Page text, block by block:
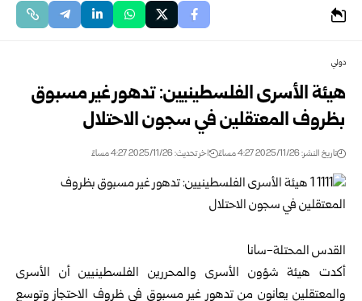
دولي
هيئة الأسرى الفلسطينيين: تدهور غير مسبوق
بظروف المعتقلين في سجون الاحتلال
تاريخ النشر: 2025/11/26 4:27 مساءً اخر تحديث: 2025/11/26 4:27 مساءً
القدس المحتلة-سانا
أكدت هيئة شؤون الأسرى والمحررين الفلسطينيين أن الأسرى
والمعتقلين يعانون من تدهور غير مسبوق في ظروف الاحتجاز وتوسع